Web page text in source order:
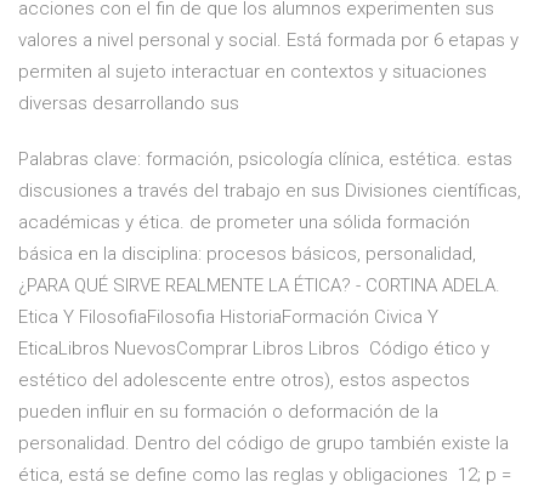
acciones con el fin de que los alumnos experimenten sus
valores a nivel personal y social. Está formada por 6 etapas y
permiten al sujeto interactuar en contextos y situaciones
diversas desarrollando sus
Palabras clave: formación, psicología clínica, estética. estas
discusiones a través del trabajo en sus Divisiones científicas,
académicas y ética. de prometer una sólida formación
básica en la disciplina: procesos básicos, personalidad,
¿PARA QUÉ SIRVE REALMENTE LA ÉTICA? - CORTINA ADELA.
Etica Y FilosofiaFilosofia HistoriaFormación Civica Y
EticaLibros NuevosComprar Libros Libros Código ético y
estético del adolescente entre otros), estos aspectos
pueden influir en su formación o deformación de la
personalidad. Dentro del código de grupo también existe la
ética, está se define como las reglas y obligaciones 12; p =